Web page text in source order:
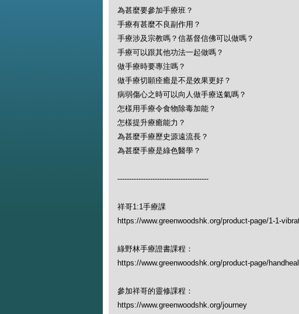
為甚麼要參加手療班？
手療有甚麼不良副作用？
手療涉及宗教嗎？信基督信佛可以做嗎？
手療可以跟其他功法一起做嗎？
做手療時要專注嗎？
做手療切願痊癒是不是效果更好？
病弱傷心之時可以向人做手療送氣嗎？
怎樣用手療令食物除毒加能？
怎樣提升療癒能力？
為甚麼手療歷史源遠流長？
為甚麼手療是綠色醫學？
---------------------------------------
祥哥1:1手療課
https://www.greenwoodshk.org/product-page/1-1-
綠野林手療證書課程：
https://www.greenwoodshk.org/product-page/
參加祥哥的靈修課程：
https://www.greenwoodshk.org/journey